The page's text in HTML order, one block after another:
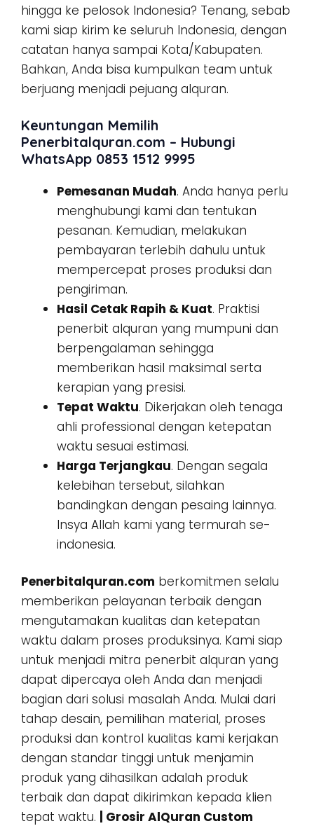
hingga ke pelosok Indonesia? Tenang, sebab
kami siap kirim ke seluruh Indonesia, dengan
catatan hanya sampai Kota/Kabupaten.
Bahkan, Anda bisa kumpulkan team untuk
berjuang menjadi pejuang alquran.
Keuntungan Memilih
Penerbitalquran.com – Hubungi
WhatsApp 0853 1512 9995
Pemesanan Mudah. Anda hanya perlu
menghubungi kami dan tentukan
pesanan. Kemudian, melakukan
pembayaran terlebih dahulu untuk
mempercepat proses produksi dan
pengiriman.
Hasil Cetak Rapih & Kuat. Praktisi
penerbit alquran yang mumpuni dan
berpengalaman sehingga
memberikan hasil maksimal serta
kerapian yang presisi.
Tepat Waktu. Dikerjakan oleh tenaga
ahli professional dengan ketepatan
waktu sesuai estimasi.
Harga Terjangkau. Dengan segala
kelebihan tersebut, silahkan
bandingkan dengan pesaing lainnya.
Insya Allah kami yang termurah se-
indonesia.
Penerbitalquran.com berkomitmen selalu
memberikan pelayanan terbaik dengan
mengutamakan kualitas dan ketepatan
waktu dalam proses produksinya. Kami siap
untuk menjadi mitra penerbit alquran yang
dapat dipercaya oleh Anda dan menjadi
bagian dari solusi masalah Anda. Mulai dari
tahap desain, pemilihan material, proses
produksi dan kontrol kualitas kami kerjakan
dengan standar tinggi untuk menjamin
produk yang dihasilkan adalah produk
terbaik dan dapat dikirimkan kepada klien
tepat waktu.
| Grosir AlQuran Custom